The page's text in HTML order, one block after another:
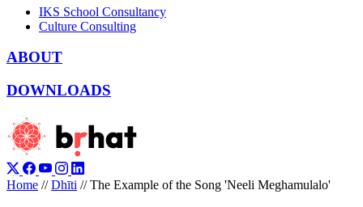
IKS School Consultancy
Culture Consulting
ABOUT
DOWNLOADS
Home // Dhīti // The Example of the Song 'Neeli Meghamulalo'